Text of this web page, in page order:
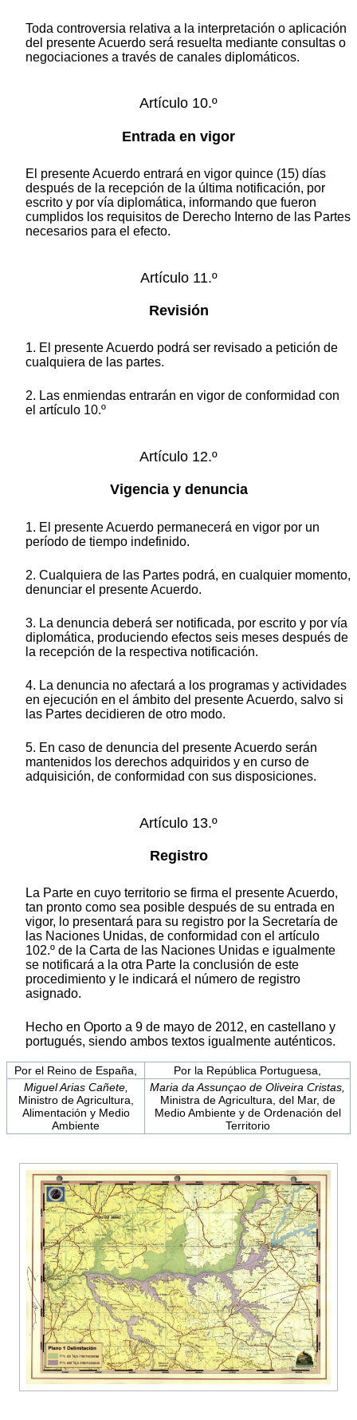
Toda controversia relativa a la interpretación o aplicación
del presente Acuerdo será resuelta mediante consultas o
negociaciones a través de canales diplomáticos.
Artículo 10.º
Entrada en vigor
El presente Acuerdo entrará en vigor quince (15) días
después de la recepción de la última notificación, por
escrito y por vía diplomática, informando que fueron
cumplidos los requisitos de Derecho Interno de las Partes
necesarios para el efecto.
Artículo 11.º
Revisión
1. El presente Acuerdo podrá ser revisado a petición de
cualquiera de las partes.
2. Las enmiendas entrarán en vigor de conformidad con
el artículo 10.º
Artículo 12.º
Vigencia y denuncia
1. El presente Acuerdo permanecerá en vigor por un
período de tiempo indefinido.
2. Cualquiera de las Partes podrá, en cualquier momento,
denunciar el presente Acuerdo.
3. La denuncia deberá ser notificada, por escrito y por vía
diplomática, produciendo efectos seis meses después de
la recepción de la respectiva notificación.
4. La denuncia no afectará a los programas y actividades
en ejecución en el ámbito del presente Acuerdo, salvo si
las Partes decidieren de otro modo.
5. En caso de denuncia del presente Acuerdo serán
mantenidos los derechos adquiridos y en curso de
adquisición, de conformidad con sus disposiciones.
Artículo 13.º
Registro
La Parte en cuyo territorio se firma el presente Acuerdo,
tan pronto como sea posible después de su entrada en
vigor, lo presentará para su registro por la Secretaría de
las Naciones Unidas, de conformidad con el artículo
102.º de la Carta de las Naciones Unidas e igualmente
se notificará a la otra Parte la conclusión de este
procedimiento y le indicará el número de registro
asignado.
Hecho en Oporto a 9 de mayo de 2012, en castellano y
portugués, siendo ambos textos igualmente auténticos.
Por el Reino de España,
Por la República Portuguesa,
Miguel Arias Cañete,
Ministro de Agricultura,
Alimentación y Medio
Ambiente
Maria da Assunçao de Oliveira Cristas,
Ministra de Agricultura, del Mar, de
Medio Ambiente y de Ordenación del
Territorio